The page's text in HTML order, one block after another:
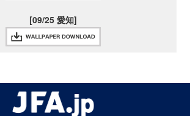
[09/25 愛知]